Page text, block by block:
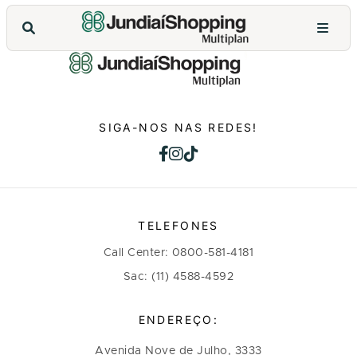
SIGA-NOS NAS REDES!
TELEFONES
Call Center: 0800-581-4181
Sac: (11) 4588-4592
ENDEREÇO:
Avenida Nove de Julho, 3333